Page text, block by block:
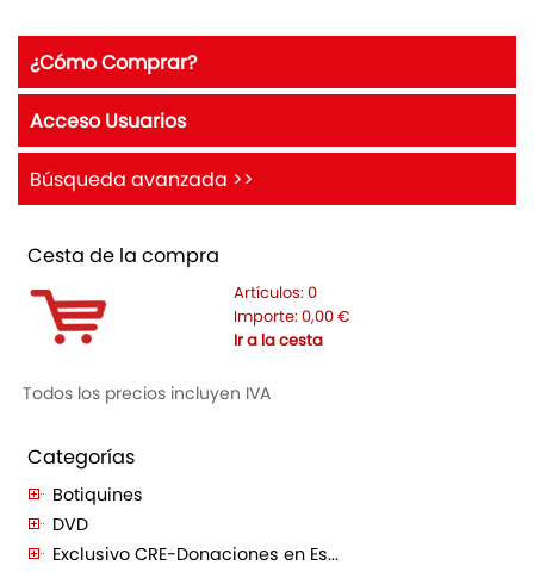
¿Cómo Comprar?
Acceso Usuarios
Búsqueda avanzada >>
Cesta de la compra
Artículos: 0
Importe: 0,00 €
Ir a la cesta
Todos los precios incluyen IVA
Categorías
Botiquines
DVD
Exclusivo CRE-Donaciones en Es...